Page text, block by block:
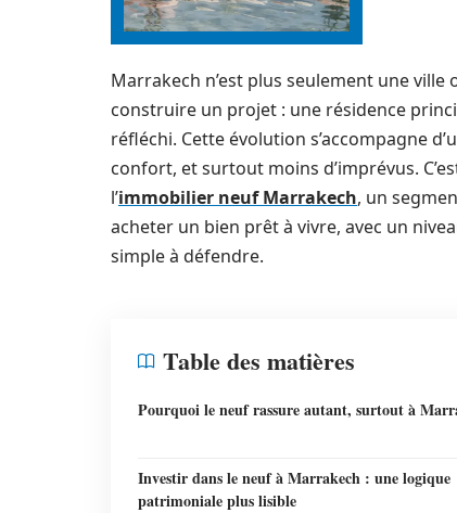
Marrakech n’est plus seulement une ville
construire un projet : une résidence
réfléchi. Cette évolution s’accompagne
confort, et surtout moins d’imprévus.
l’immobilier neuf Marrakech, un
acheter un bien prêt à vivre, avec un
simple à défendre.
Table des matières
Pourquoi le neuf rassure autant, surtout à
Investir dans le neuf à Marrakech : une logique
patrimoniale plus lisible